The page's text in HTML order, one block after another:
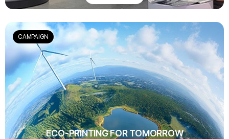
ECO-PRINTING FOR TOMORROW
CAMPAIGN